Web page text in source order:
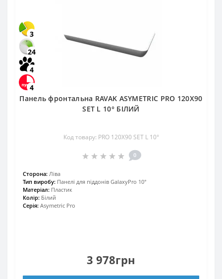
3
24
4
4
Панель фронтальна RAVAK ASYMETRIC PRO 120X90
SET L 10° БІЛИЙ
Код товару: PRO 120X90 SET L 10°
0
Сторона: Ліва
Тип виробу: Панелі для піддонів GalaxyPro 10°
Матеріал: Пластик
Колір: Білий
Серія: Asymetric Pro
3 978грн